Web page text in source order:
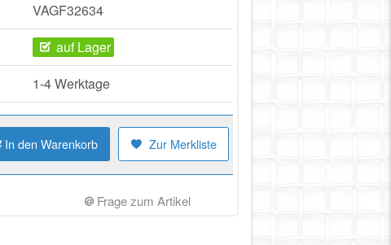
VAGF32634
auf Lager
1-4 Werktage
Zur Merkliste
In den Warenkorb
Frage zum Artikel